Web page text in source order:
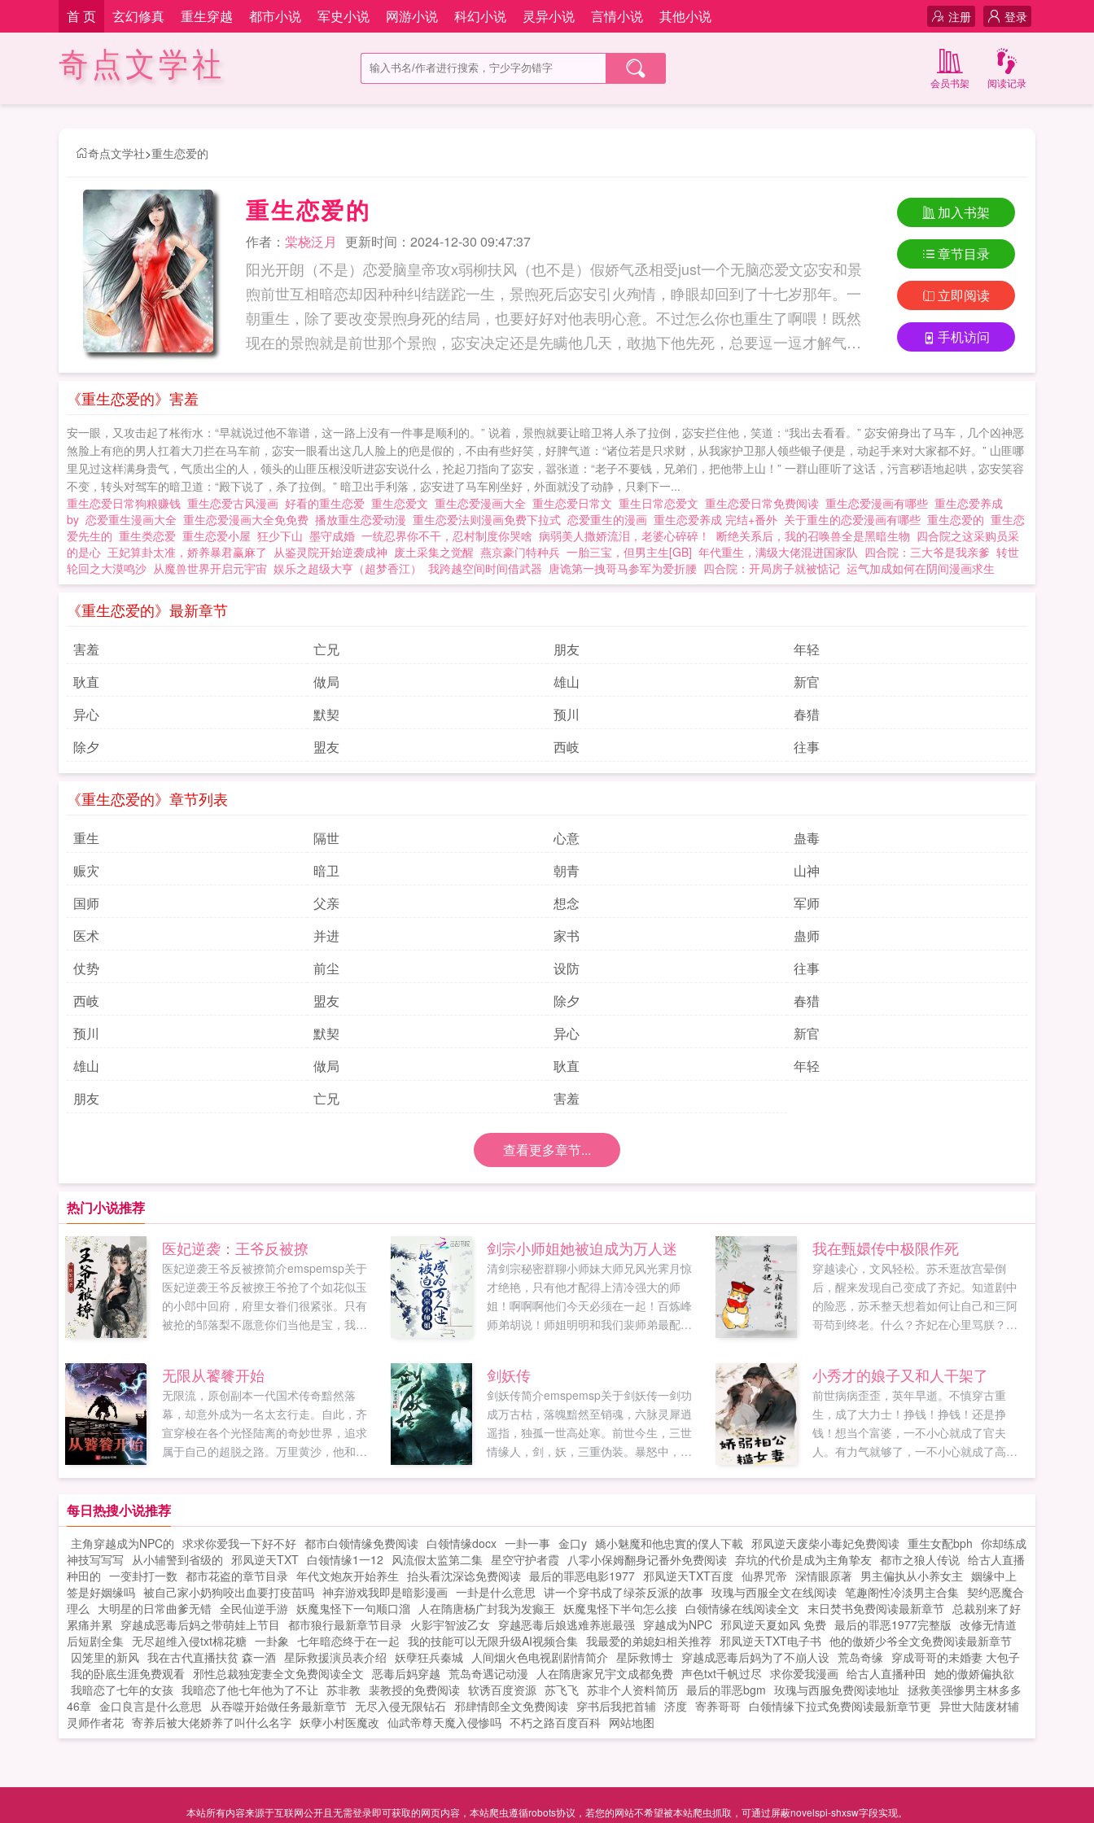
首 页 玄幻修真 重生穿越 都市小说 军史小说 网游小说 科幻小说 灵异小说 言情小说 其他小说 登录
注册
奇点文学社 阅读记录
会员书架
奇点文学社>重生恋爱的
重生恋爱的
作者： 棠桡泛月 更新时间：2024-12-30 09:47:37
阳光开朗（不是）恋爱脑皇帝攻x弱柳扶风（也不是）假娇气丞相受just一个无脑恋爱文宓安和景
煦前世互相暗恋却因种种纠结蹉跎一生，景煦死后宓安引火殉情，睁眼却回到了十七岁那年。一
朝重生，除了要改变景煦身死的结局，也要好好对他表明心意。不过怎么你也重生了啊喂！既然
现在的景煦就是前世那个景煦，宓安决定还是先瞒他几天，敢抛下他先死，总要逗一逗才解气。
么！！国祚呢？！我的国祚呢！？注：非朝堂权谋，这恋爱直接从第一章谈到最后一章，纯纯流
水账日常。免责声明：1、攻受双初恋，一切逻辑为谈恋爱让步。2、不适合一方控党，小情侣1v1
不拆不逆。3、因作者文盲，文中出现的官职民俗衣食住行医药蛊毒全都是我胡编乱造的，谢绝考
据，不要当真～ 重生恋爱日常
加入书架
章节目录
立即阅读
手机访问
《重生恋爱的》害羞
安一眼，又攻击起了枨衔水：“早就说过他不靠谱，这一路上没有一件事是顺利的。” 说着，景煦就要让暗卫将人杀了拉倒，宓安拦住他，笑道：“我出去看看。” 宓安俯身出了马车，几个凶神恶
煞脸上有疤的男人扛着大刀拦在马车前，宓安一眼看出这几人脸上的疤是假的，不由有些好笑，好脾气道：“诸位若是只求财，从我家护卫那人领些银子便是，动起手来对大家都不好。” 山匪哪
里见过这样满身贵气，气质出尘的人，领头的山匪压根没听进宓安说什么，抡起刀指向了宓安，嚣张道：“老子不要钱，兄弟们，把他带上山！” 一群山匪听了这话，污言秽语地起哄，宓安笑容
不变，转头对驾车的暗卫道：“殿下说了，杀了拉倒。” 暗卫出手利落，宓安进了马车刚坐好，外面就没了动静，只剩下一...
重生恋爱日常狗粮赚钱 重生恋爱古风漫画 好看的重生恋爱 重生恋爱文 重生恋爱漫画大全 重生恋爱日常文 重生日常恋爱文 重生恋爱日常免费阅读 重生恋爱漫画有哪些 重生恋爱养成
by 恋爱重生漫画大全 重生恋爱漫画大全免免费 播放重生恋爱动漫 重生恋爱法则漫画免费下拉式 恋爱重生的漫画 重生恋爱养成 完结+番外 关于重生的恋爱漫画有哪些 重生恋爱的 重生恋
爱先生的 重生类恋爱 重生恋爱小屋 狂少下山 墨守成婚 一统忍界你不干，忍村制度你哭啥 病弱美人撒娇流泪，老婆心碎碎！ 断绝关系后，我的召唤兽全是黑暗生物 四合院之这采购员采
的是心 王妃算卦太准，娇养暴君赢麻了 从鉴灵院开始逆袭成神 废土采集之觉醒 燕京豪门特种兵 一胎三宝，但男主生[GB] 年代重生，满级大佬混进国家队 四合院：三大爷是我亲爹 转世
轮回之大漠鸣沙 从魔兽世界开启元宇宙 娱乐之超级大亨（超梦香江） 我跨越空间时间借武器 唐诡第一拽哥马参军为爱折腰 四合院：开局房子就被惦记 运气加成如何在阴间漫画求生
《重生恋爱的》最新章节
害羞 亡兄 朋友
年轻
耿直
做局 雄山
新官
异心
默契 预川
春猎
除夕
盟友 西岐 往事
《重生恋爱的》章节列表
重生 隔世 心意
蛊毒
赈灾
暗卫 朝青
山神
国师
父亲 想念
军师
医术
并进 家书
蛊师
仗势
前尘 设防
往事
西岐
盟友 除夕
春猎
预川
默契 异心
新官
雄山
做局 耿直
年轻
朋友
亡兄 害羞
查看更多章节...
热门小说推荐
医妃逆袭：王爷反被撩
医妃逆袭王爷反被撩简介emspemsp关于
医妃逆袭王爷反被撩王爷抢了个如花似玉
的小郎中回府，府里女眷们很紧张。只有
被抢的邹落梨不愿意你们当他是宝，我当
不愿...
剑宗小师姐她被迫成为万人迷
清剑宗秘密群聊小师妹大师兄风光霁月惊
才绝艳，只有他才配得上清冷强大的师
姐！啊啊啊他们今天必须在一起！百炼峰
师弟胡说！师姐明明和我们裴师弟最配！
得简直天衣无缝！落云宗小霸王瞎说什么
呢？！卿师姐是我们祝余师兄的道侣！他
可是天生剑体，他们生来就最配，你们死
了这条心吧！小师妹（拍桌而起）谁把其
他宗门的人拉进群的？！我要踢人了嗷！
神机门代言人我派炼器天才商师弟有话
们师姐是不会外嫁便宜你们的！呜呜呜呜
师姐你最爱的到底是谁！？你说！卿云我
的剑。可是你有好多剑！大部分还是别人
的剑！！！结局1v1如果您喜欢剑宗小师姐
她被迫成为万人迷，别忘记分享给朋友...
我在甄嬛传中极限作死
穿越读心，文风轻松。苏禾逛故宫晕倒
后，醒来发现自己变成了齐妃。知道剧中
的险恶，苏禾整天想着如何让自己和三阿
哥苟到终老。什么？齐妃在心里骂朕？骂
妃说什么？都听齐妃的！对于这种犯贱的
行为，大胖橘也摊开爪爪，表示无可奈
何。在跌跌撞撞的后宫生活中...
无限从饕餮开始
无限流，原创副本一代国术传奇黯然落
幕，却意外成为一名太玄行走。自此，齐
宣穿梭在各个光怪陆离的奇妙世界，追求
属于自己的超脱之路。万里黄沙，他和大
他推开棺木，与从中苏醒的那位绝美血族
女子，演绎跨越种族的倾世爱恋。群山之
巅，他凭一己之力独战众仙，手握日月摘
星辰！宇宙深处，他和化外天魔展开惊天
一战，世人皆言，大道尽头他为峰！以饕
餮之力，吞噬天地万物，踏上万界之巅！
第三章开始穿越。第一个世界携手霍去
病，共灭匈奴！如果您喜欢无限从饕餮开
始，别忘记分享给朋友...
剑妖传
剑妖传简介emspemsp关于剑妖传一剑功
成万古枯，落魄黯然至销魂，六脉灵犀逍
遥指，独孤一世高处寒。前世今生，三世
情缘人，剑，妖，三重伪装。暴怒中，仗
小秀才的娘子又和人干架了
前世病病歪歪，英年早逝。不慎穿古重
生，成了大力士！挣钱！挣钱！还是挣
钱！想当个富婆，一不小心就成了官夫
人。有力气就够了，一不小心就成了高
每日热搜小说推荐
主角穿越成为NPC的 求求你爱我一下好不好 都市白领情缘免费阅读 白领情缘docx 一卦一事 金口y 嬌小魅魔和他忠實的僕人下載 邪凤逆天废柴小毒妃免费阅读 重生女配bph 你却练成
神技写写写 从小辅警到省级的 邪凤逆天TXT 白领情缘1一12 风流假太监第二集 星空守护者霞 八零小保姆翻身记番外免费阅读 弃坑的代价是成为主角挚友 都市之狼人传说 给古人直播
种田的 一变卦打一数 都市花盗的章节目录 年代文炮灰开始养生 抬头看沈深谂免费阅读 最后的罪恶电影1977 邪凤逆天TXT百度 仙界咒帝 深情眼原著 男主偏执从小养女主 姻缘中上
签是好姻缘吗 被自己家小奶狗咬出血要打疫苗吗 神弃游戏我即是暗影漫画 一卦是什么意思 讲一个穿书成了绿茶反派的故事 玫瑰与西服全文在线阅读 笔趣阁性冷淡男主合集 契约恶魔合
理么 大明星的日常曲爹无错 全民仙逆手游 妖魔鬼怪下一句顺口溜 人在隋唐杨广封我为发癫王 妖魔鬼怪下半句怎么接 白领情缘在线阅读全文 末日焚书免费阅读最新章节 总裁别来了好
累痛并累 穿越成恶毒后妈之带萌娃上节目 都市狼行最新章节目录 火影宇智波乙女 穿越恶毒后娘逃难养崽最强 穿越成为NPC 邪凤逆天夏如风 免费 最后的罪恶1977完整版 改修无情道
后短剧全集 无尽超维入侵txt棉花糖 一卦象 七年暗恋终于在一起 我的技能可以无限升级AI视频合集 我最爱的弟媳妇相关推荐 邪凤逆天TXT电子书 他的傲娇少爷全文免费阅读最新章节
囚笼里的新风 我在古代直播扶贫 森一酒 星际救援演员表介绍 妖孽狂兵秦城 人间烟火色电视剧剧情简介 星际救博士 穿越成恶毒后妈为了不崩人设 荒岛奇缘 穿成哥哥的未婚妻 大包子
我的卧底生涯免费观看 邪性总裁独宠妻全文免费阅读全文 恶毒后妈穿越 荒岛奇遇记动漫 人在隋唐家兄宇文成都免费 声色txt千帆过尽 求你爱我漫画 给古人直播种田 她的傲娇偏执欲
我暗恋了七年的女孩 我暗恋了他七年他为了不让 苏非教 裴教授的免费阅读 软诱百度资源 苏飞飞 苏非个人资料简历 最后的罪恶bgm 玫瑰与西服免费阅读地址 拯救美强惨男主林多多
46章 金口良言是什么意思 从吞噬开始做任务最新章节 无尽入侵无限钻石 邪肆情郎全文免费阅读 穿书后我把首辅 济度 寄养哥哥 白领情缘下拉式免费阅读最新章节更 异世大陆废材辅
灵师作者花 寄养后被大佬娇养了叫什么名字 妖孽小村医魔改 仙武帝尊天魔入侵惨吗 不朽之路百度百科 网站地图
本站所有内容来源于互联网公开且无需登录即可获取的网页内容，本站爬虫遵循robots协议，若您的网站不希望被本站爬虫抓取，可通过屏蔽novelspi-shxsw字段实现。